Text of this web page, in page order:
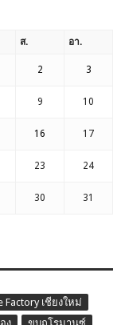
ส. อา.
2 3
9 10
16 17
23 24
30 31
Factory เชียงใหม่